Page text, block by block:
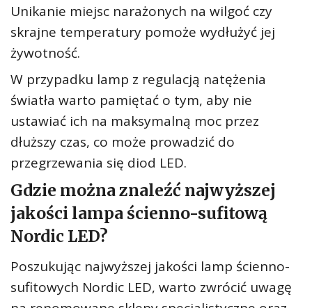
Unikanie miejsc narażonych na wilgoć czy
skrajne temperatury pomoże wydłużyć jej
żywotność.
W przypadku lamp z regulacją natężenia
światła warto pamiętać o tym, aby nie
ustawiać ich na maksymalną moc przez
dłuższy czas, co może prowadzić do
przegrzewania się diod LED.
Gdzie można znaleźć najwyższej
jakości lampa ścienno-sufitową
Nordic LED?
Poszukując najwyższej jakości lamp ścienno-
sufitowych Nordic LED, warto zwrócić uwagę